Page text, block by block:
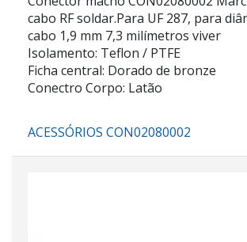
cabo RF soldar.Para UF 287, para
cabo 1,9 mm 7,3 milímetros viver
Isolamento: Teflon / PTFE
Ficha central: Dorado de bronze
Conectro Corpo: Latão
ACESSÓRIOS CON02080002